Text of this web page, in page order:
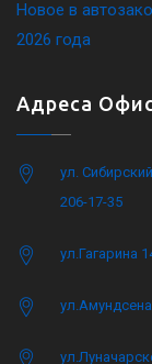
Новое в
2026 года
Адреса
ул.
206-17-35
ул.Гагарина